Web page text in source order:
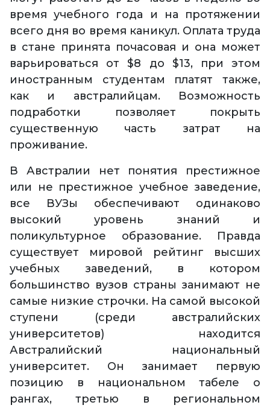
время учебного года и на протяжении
всего дня во время каникул. Оплата труда
в стане принята почасовая и она может
варьироваться от $8 до $13, при этом
иностранным студентам платят также,
как и австралийцам. Возможность
подработки позволяет покрыть
существенную часть затрат на
проживание.
В Австралии нет понятия престижное
или не престижное учебное заведение,
все ВУЗы обеспечивают одинаково
высокий уровень знаний и
поликультурное образование. Правда
существует мировой рейтинг высших
учебных заведений, в котором
большинство вузов страны занимают не
самые низкие строчки. На самой высокой
ступени (среди австралийских
университетов) находится
Австралийский национальный
университет. Он занимает первую
позицию в национальном табеле о
рангах, третью в региональном